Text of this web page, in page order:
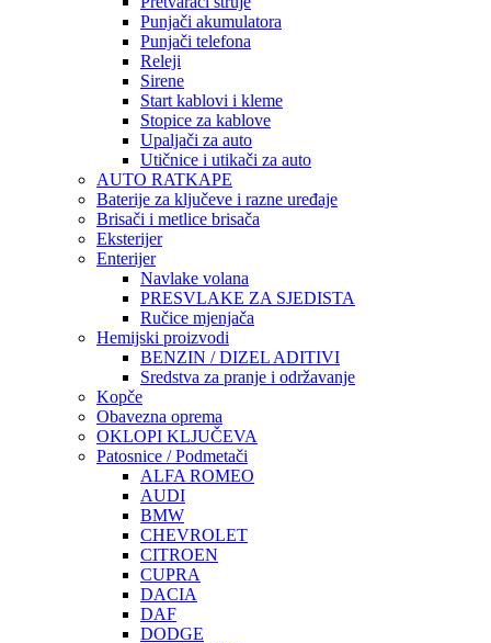
Punjači akumulatora
Punjači telefona
Releji
Sirene
Start kablovi i kleme
Stopice za kablove
Upaljači za auto
Utičnice i utikači za auto
AUTO RATKAPE
Baterije za ključeve i razne uređaje
Brisači i metlice brisača
Eksterijer
Enterijer
Navlake volana
PRESVLAKE ZA SJEDISTA
Ručice mjenjača
Hemijski proizvodi
BENZIN / DIZEL ADITIVI
Sredstva za pranje i održavanje
Kopče
Obavezna oprema
OKLOPI KLJUČEVA
Patosnice / Podmetači
ALFA ROMEO
AUDI
BMW
CHEVROLET
CITROEN
CUPRA
DACIA
DAF
DODGE